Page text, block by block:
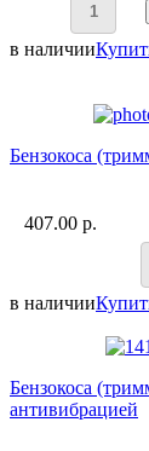
в наличии
Бензокоса
407.00 p.
в наличии
Бензокоса
антивибрацией